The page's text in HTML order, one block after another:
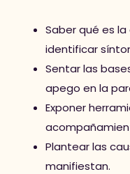
Saber qué es
identificar
Sentar las
apego en la
Exponer
Plantear las
manifiestan.